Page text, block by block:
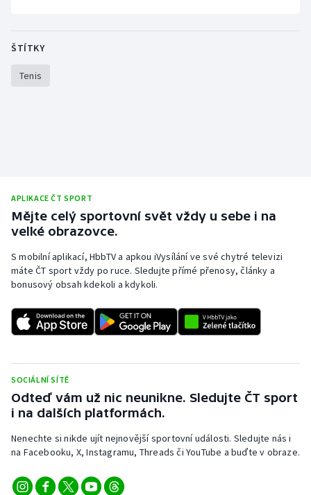
Sportovní střelba
Stolní tenis
Volejbal
ŠTÍTKY
Tenis
APLIKACE ČT SPORT
Mějte celý sportovní svět vždy u sebe i na
velké obrazovce.
S mobilní aplikací, HbbTV a apkou iVysílání ve své chytré televizi
máte ČT sport vždy po ruce. Sledujte přímé přenosy, články a
bonusový obsah kdekoli a kdykoli.
SOCIÁLNÍ SÍTĚ
Odteď vám už nic neunikne. Sledujte ČT sport
i na dalších platformách.
Nenechte si nikde ujít nejnovější sportovní události. Sledujte nás i
na Facebooku, X, Instagramu, Threads či YouTube a buďte v obraze.